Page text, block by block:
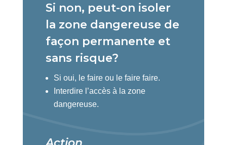
Si non, peut-on isoler
la zone dangereuse de
façon permanente et
sans risque?
Si oui, le faire ou le faire faire.
Interdire l’accès à la zone
dangereuse.